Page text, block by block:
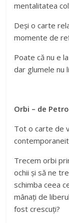
mentalitatea
Deși o carte
momente de
Poate că nu e
dar glumele nu
Orbi – de
Tot o carte de
Trecem orbi
ochii și să ne
schimba ceea
mânați de
fost crescuți?